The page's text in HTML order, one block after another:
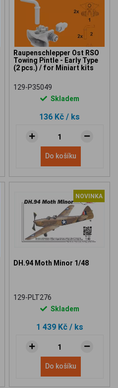
Raupenschlepper Ost RSO
Towing Pintle - Early Type
(2 pcs.) / for Miniart kits
129-P35049
Skladem
136 Kč / ks
Do košíku
NOVINKA
DH.94 Moth Minor 1/48
129-PLT276
Skladem
1 439 Kč / ks
Do košíku